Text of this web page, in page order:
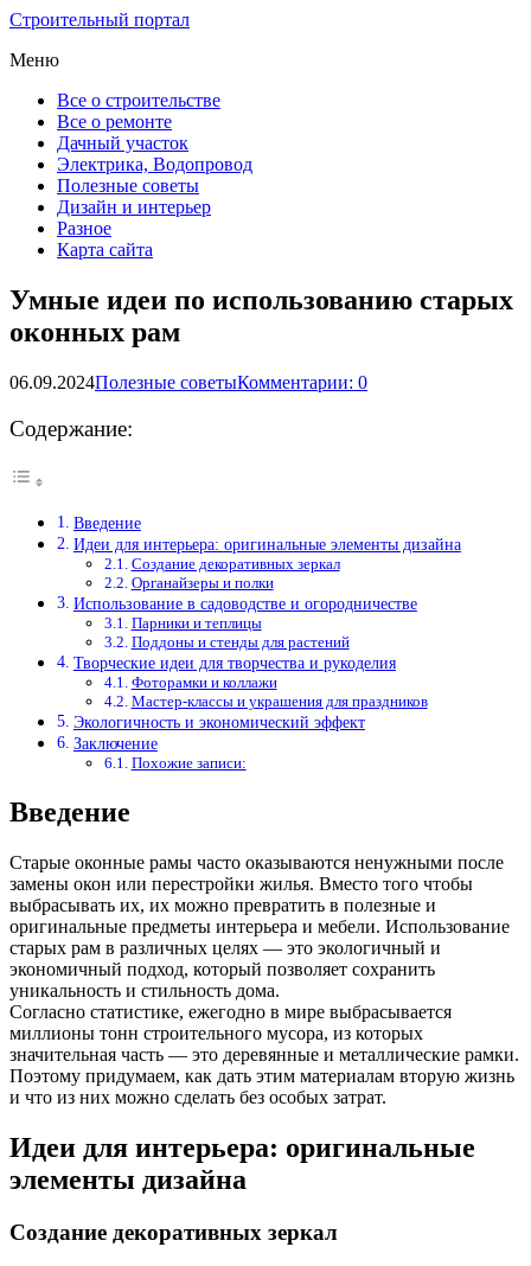
Строительный портал
Меню
Все о строительстве
Все о ремонте
Дачный участок
Электрика, Водопровод
Полезные советы
Дизайн и интерьер
Разное
Карта сайта
Умные идеи по использованию старых
оконных рам
06.09.2024Полезные советыКомментарии: 0
Содержание:
Введение
Идеи для интерьера: оригинальные элементы дизайна
Создание декоративных зеркал
Органайзеры и полки
Использование в садоводстве и огородничестве
Парники и теплицы
Поддоны и стенды для растений
Творческие идеи для творчества и рукоделия
Фоторамки и коллажи
Мастер-классы и украшения для праздников
Экологичность и экономический эффект
Заключение
Похожие записи:
Введение
Старые оконные рамы часто оказываются ненужными после
замены окон или перестройки жилья. Вместо того чтобы
выбрасывать их, их можно превратить в полезные и
оригинальные предметы интерьера и мебели. Использование
старых рам в различных целях — это экологичный и
экономичный подход, который позволяет сохранить
уникальность и стильность дома.
Согласно статистике, ежегодно в мире выбрасывается
миллионы тонн строительного мусора, из которых
значительная часть — это деревянные и металлические рамки.
Поэтому придумаем, как дать этим материалам вторую жизнь
и что из них можно сделать без особых затрат.
Идеи для интерьера: оригинальные
элементы дизайна
Создание декоративных зеркал